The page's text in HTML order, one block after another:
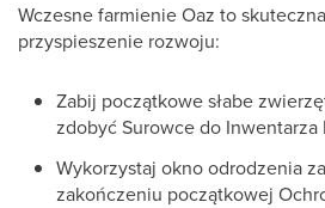
Wczesne farmienie Oaz to
przyspieszenie rozwoju:
Zabij początkowe słabe
zdobyć Surowce do Inwentarza
Wykorzystaj okno odrodzenia
zakończeniu początkowej